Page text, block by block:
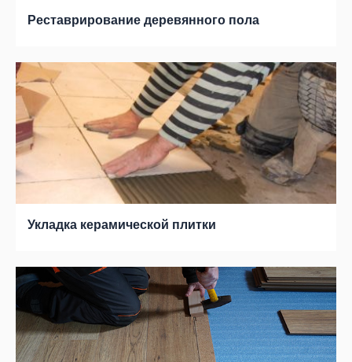
Реставрирование деревянного пола
Укладка керамической плитки